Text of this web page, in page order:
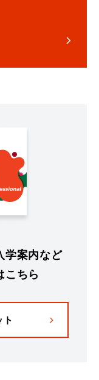
学案内など
こちら